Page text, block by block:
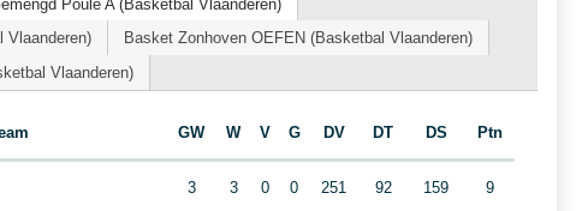
Poule A (Basketbal Vlaanderen)
Vlaanderen)
Basket Zonhoven OEFEN (Basketbal Vlaanderen)
Vlaanderen)
GW W V G DV DT DS Ptn
3 3 0 0 251 92 159 9